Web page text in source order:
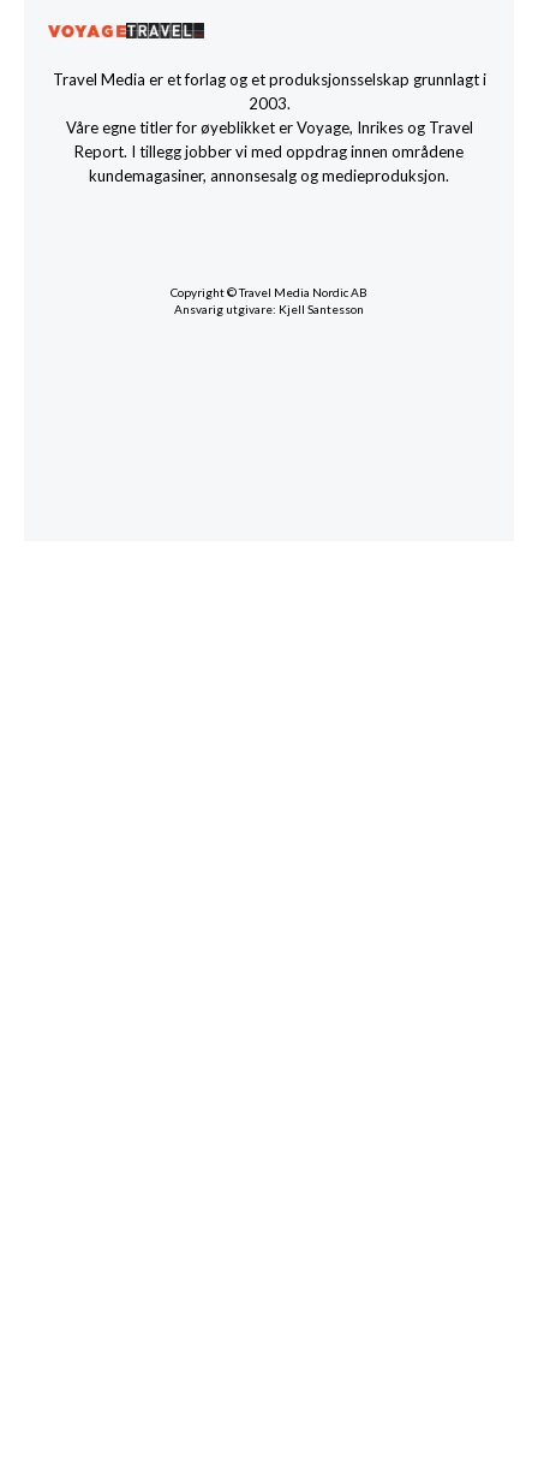
Travel Media er et forlag og et produksjonsselskap grunnlagt i
2003.
Våre egne titler for øyeblikket er Voyage, Inrikes og Travel
Report. I tillegg jobber vi med oppdrag innen områdene
kundemagasiner, annonsesalg og medieproduksjon.
Copyright © Travel Media Nordic AB
Ansvarig utgivare: Kjell Santesson